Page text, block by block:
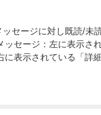
セージに対し既読/未
表示されている「詳